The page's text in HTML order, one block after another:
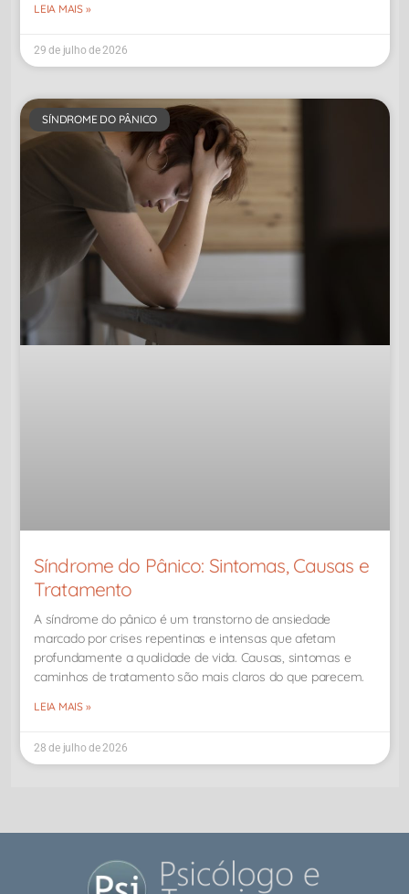
LEIA MAIS »
29 de julho de 2026
SÍNDROME DO PÂNICO
Síndrome do Pânico: Sintomas, Causas e
Tratamento
A síndrome do pânico é um transtorno de ansiedade
marcado por crises repentinas e intensas que afetam
profundamente a qualidade de vida. Causas, sintomas e
caminhos de tratamento são mais claros do que parecem.
LEIA MAIS »
28 de julho de 2026